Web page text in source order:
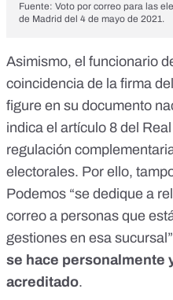
Fuente: Voto por correo para las
de Madrid del 4 de mayo de 2021.
Asimismo, el funcionario
coincidencia de la firma
figure en su documento
indica el artículo 8 del
regulación
electorales. Por ello,
Podemos “se dedique a
correo a personas que
gestiones en esa
se hace personalmente
acreditado.